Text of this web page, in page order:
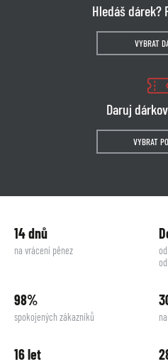
Hledáš dárek?
VYBRAT
Daruj
VYBRAT
14 dnů
na vrácení pěnez
98%
spokojených zákazníků
16 let